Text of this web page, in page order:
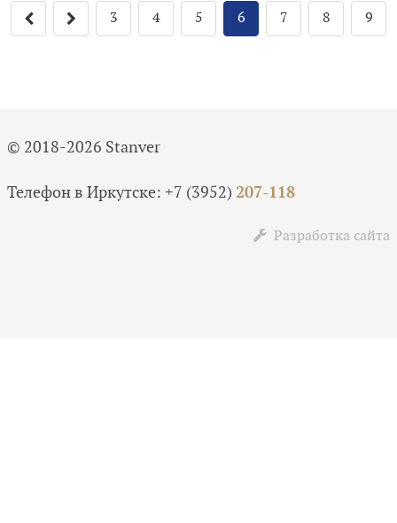
3 4 5 6 7 8 9
© 2018-2026 Stanver
Телефон в Иркутске: +7 (3952) 207-118
Разработка сайта